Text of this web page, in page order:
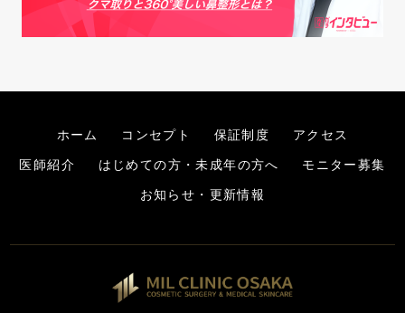
ホーム コンセプト 保証制度 アクセス
医師紹介 はじめての方・未成年の方へ モニター募集
お知らせ・更新情報